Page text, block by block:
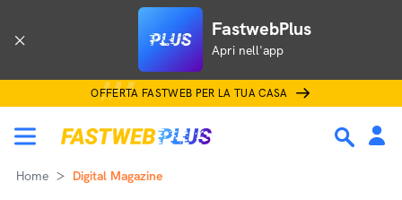
FastwebPlus
Apri nell'app
OFFERTA FASTWEB PER LA TUA CASA
Home Digital Magazine